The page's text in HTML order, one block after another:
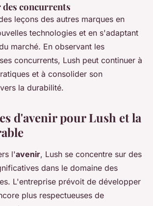
concurrents
leçons des autres marques en
technologies et en s'adaptant
marché. En observant les
concurrents, Lush peut continuer à
et à consolider son
la durabilité.
d'avenir pour Lush et la
l'avenir, Lush se concentre sur des
dans le domaine des
L'entreprise prévoit de développer
plus respectueuses de